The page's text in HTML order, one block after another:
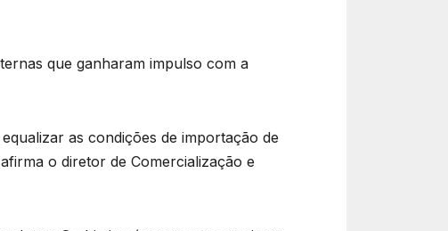
que ganharam impulso com a
as condições de importação de
o diretor de Comercialização e